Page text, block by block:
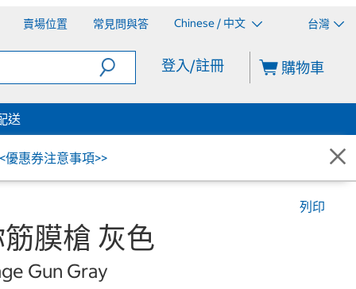
賣場位置 常見問與答 Chinese / 中文 台灣
登入/註冊 購物車
送
優惠券注意事項>>
列印
膜槍 灰色
Gun Gray